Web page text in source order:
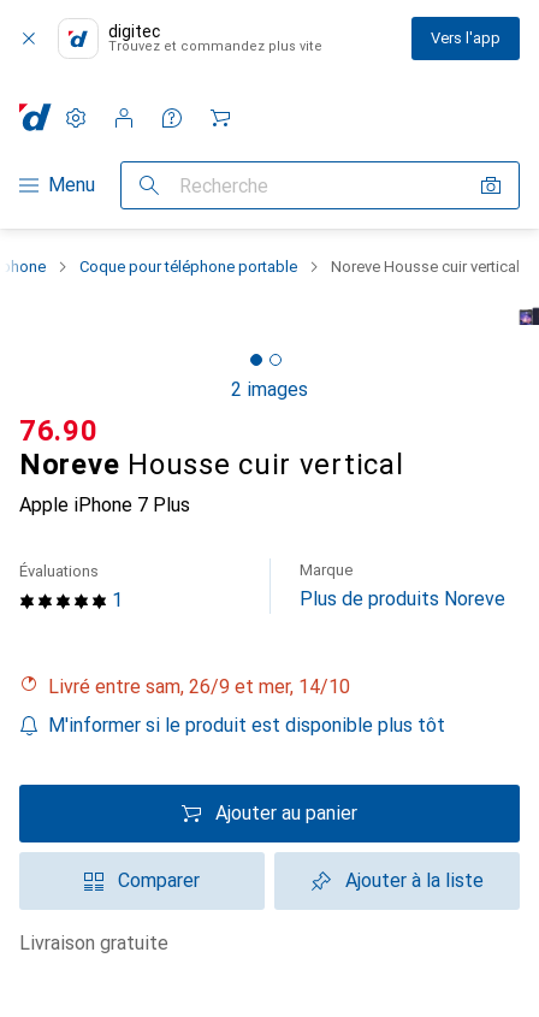
digitec
Trouvez et commandez plus vite Vers l'app
Navigation par catégorie
Menu Recherche
Paramètres
Compte client
Listes de comparaison
Listes d'envies
Panier
Coque pour téléphone portable Noreve Housse cuir vertical
2 images
Noreve Housse cuir vertical
Apple iPhone 7 Plus
CHF
76.90
1
Évaluations Marque
Plus de produits Noreve
Livré entre sam, 26/9 et mer, 14/10
M'informer si le produit est disponible plus tôt
Ajouter au panier
Comparer Ajouter à la liste
livraison gratuite